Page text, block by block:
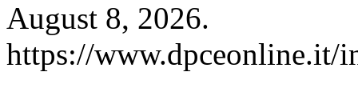
August 8, 2026.
https://www.dpceonline.it/